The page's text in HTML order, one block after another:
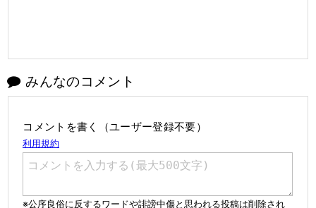
みんなのコメント
コメントを書く（ユーザー登録不要）